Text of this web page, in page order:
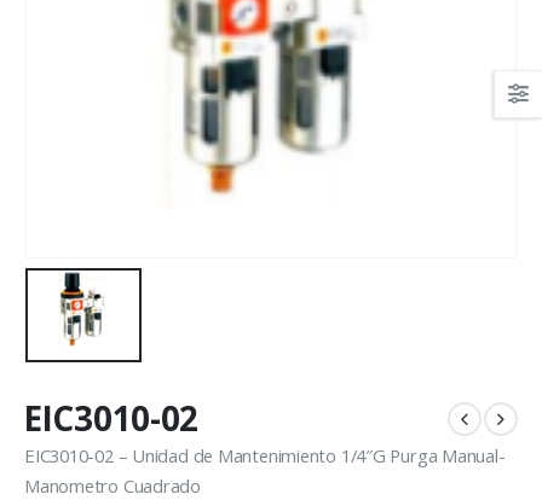
EIC3010-02
EIC3010-02 – Unidad de Mantenimiento 1/4″G Purga Manual-
Manometro Cuadrado